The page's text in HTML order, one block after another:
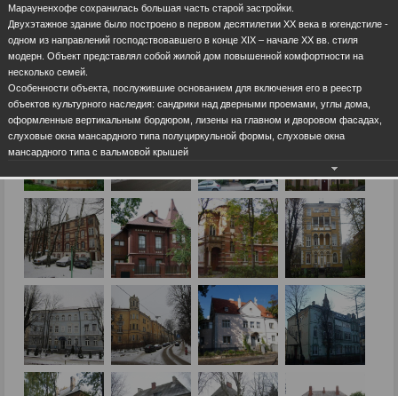
Марауненхофе сохранилась большая часть старой застройки.
Двухэтажное здание было построено в первом десятилетии ХХ века в югендстиле -
одном из направлений господствовавшего в конце ХIХ – начале ХХ вв. стиля
модерн. Объект представлял собой жилой дом повышенной комфортности на
несколько семей.
Особенности объекта, послужившие основанием для включения его в реестр
объектов культурного наследия: сандрики над дверными проемами, углы дома,
оформленные вертикальным бордюром, лизены на главном и дворовом фасадах,
слуховые окна мансардного типа полуциркульной формы, слуховые окна
мансардного типа с вальмовой крышей